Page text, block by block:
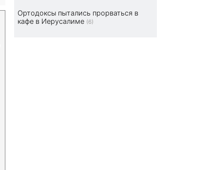
Ортодоксы пытались прорваться в
кафе в Иерусалиме (6)